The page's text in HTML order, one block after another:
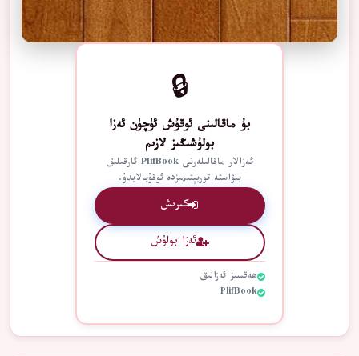
🔒
بۇ ماقالىنى ئوقۇش ئۈچۈن ئەزا
بولۇشىڭىز لازىم
ئەزالار ماقالىلەرنى PlifBook ئارقىلىق
بىۋاستە توربېتىمىزدە ئوقۇيالايدۇ.
كىرىش
ئەزا بولۇش
ھەقسىز ئەزالىق
PlifBook